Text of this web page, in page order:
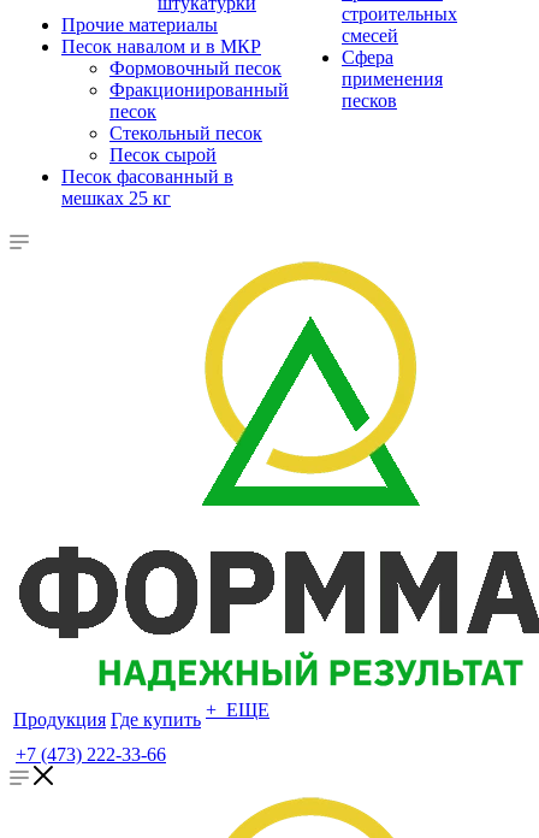
Прочие материалы
Песок навалом и в МКР
Формовочный песок
Фракционированный
песок
Стекольный песок
Песок сырой
Песок фасованный в
мешках 25 кг
строительных
смесей
Сфера
применения
песков
Продукция Где купить + ЕЩЕ
+7 (473) 222-33-66